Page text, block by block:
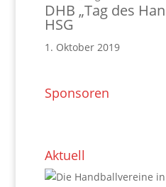
DHB „Tag des
HSG
1. Oktober 2019
Sponsoren
Aktuell